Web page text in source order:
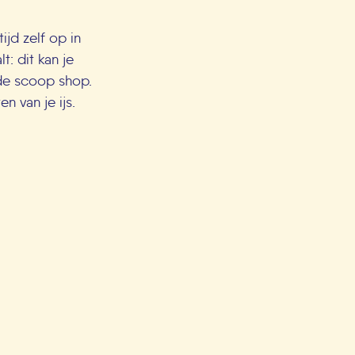
zelf op in
dit kan je
scoop shop.
van je ijs.